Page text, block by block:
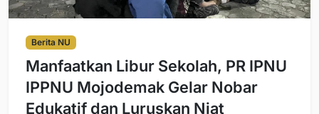
Berita NU
Manfaatkan Libur Sekolah, PR IPNU
IPPNU Mojodemak Gelar Nobar
Edukatif dan Luruskan Niat